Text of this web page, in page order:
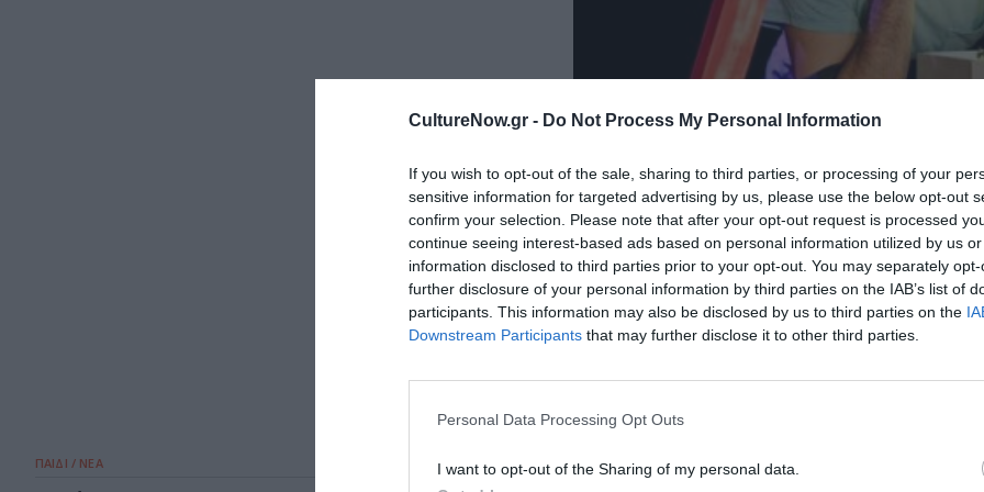
CultureNow.gr - Do Not Process My Personal Information
If you wish to opt-out of the sale, sharing to third parties, or processing of your
sensitive information for targeted advertising by us, please use the below opt-out
confirm your selection. Please note that after your opt-out request is processed
continue seeing interest-based ads based on personal information utilized by us
information disclosed to third parties prior to your opt-out. You may separately
further disclosure of your personal information by third parties on the IAB’s list of
participants. This information may also be disclosed by us to third parties on the
Downstream Participants that may further disclose it to other third parties.
Personal Data Processing Opt Outs
I want to opt-out of the Sharing of my personal data.
ΠΑΙΔΙ / ΣΥΝΕΝΤΕΥΞΕΙΣ
Λευτέρης Ελευθερίου: Ο κύριος ΚΙΧ
μυστικό κουτί των ήχων
Ο Λευτέρης Ελευθερίου τα τελευταία χρόνια
κωμωδία...
ΠΑΙΔΙ / ΝΕΑ ΘΕΑΤΡΟ - ΧΟΡΟΣ / ΝΕΑ